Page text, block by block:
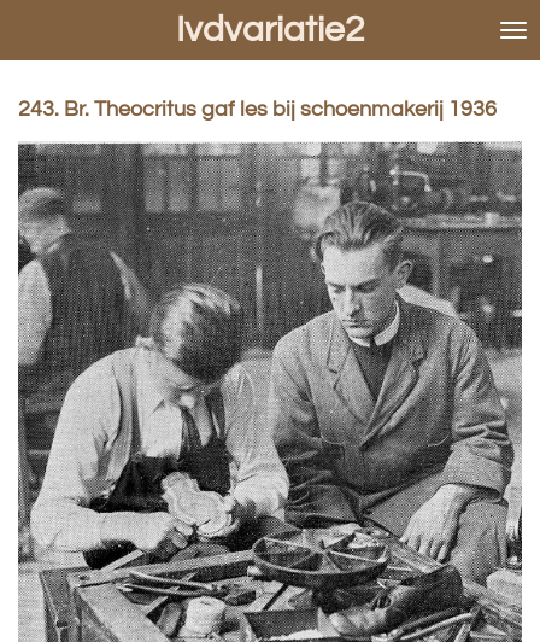
de
Ivdvariatie2
243. Br. Theocritus gaf les bij schoenmakerij 1936